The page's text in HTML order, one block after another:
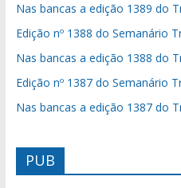
Nas bancas a edição 1389 do
Edição nº 1388 do Semanário
Nas bancas a edição 1388 do
Edição nº 1387 do Semanário
Nas bancas a edição 1387 do
PUB